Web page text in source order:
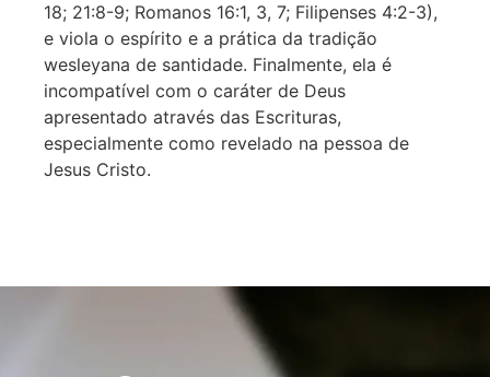
18; 21:8-9; Romanos 16:1, 3, 7; Filipenses 4:2-3),
e viola o espírito e a prática da tradição
wesleyana de santidade. Finalmente, ela é
incompatível com o caráter de Deus
apresentado através das Escrituras,
especialmente como revelado na pessoa de
Jesus Cristo.